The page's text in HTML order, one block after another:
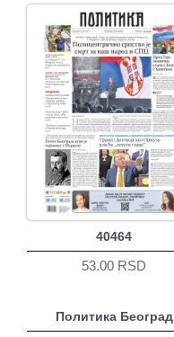
40464
53.00 RSD
Политика Београд